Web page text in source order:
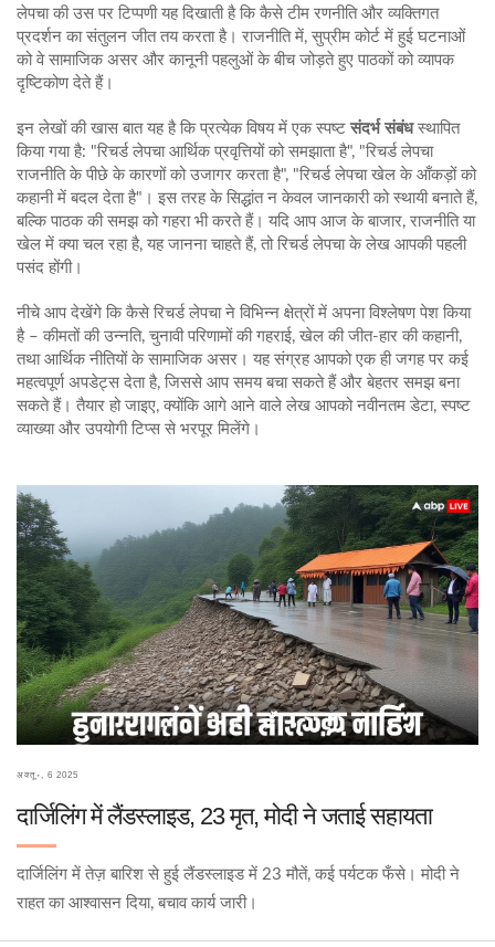
लेपचा की उस पर टिप्पणी यह दिखाती है कि कैसे टीम रणनीति और व्यक्तिगत
प्रदर्शन का संतुलन जीत तय करता है। राजनीति में, सुप्रीम कोर्ट में हुई घटनाओं
को वे सामाजिक असर और कानूनी पहलुओं के बीच जोड़ते हुए पाठकों को व्यापक
दृष्टिकोण देते हैं।
इन लेखों की खास बात यह है कि प्रत्येक विषय में एक स्पष्ट संदर्भ संबंधस्थापित
किया गया है: "रिचर्ड लेपचा आर्थिक प्रवृत्तियों को समझाता है", "रिचर्ड लेपचा
राजनीति के पीछे के कारणों को उजागर करता है", "रिचर्ड लेपचा खेल के आँकड़ों को
कहानी में बदल देता है"। इस तरह के सिद्धांत न केवल जानकारी को स्थायी बनाते हैं,
बल्कि पाठक की समझ को गहरा भी करते हैं। यदि आप आज के बाजार, राजनीति या
खेल में क्या चल रहा है, यह जानना चाहते हैं, तो रिचर्ड लेपचा के लेख आपकी पहली
पसंद होंगी।
नीचे आप देखेंगे कि कैसे रिचर्ड लेपचा ने विभिन्न क्षेत्रों में अपना विश्लेषण पेश किया
है – कीमतों की उन्नति, चुनावी परिणामों की गहराई, खेल की जीत‑हार की कहानी,
तथा आर्थिक नीतियों के सामाजिक असर। यह संग्रह आपको एक ही जगह पर कई
महत्वपूर्ण अपडेट्स देता है, जिससे आप समय बचा सकते हैं और बेहतर समझ बना
सकते हैं। तैयार हो जाइए, क्योंकि आगे आने वाले लेख आपको नवीनतम डेटा, स्पष्ट
व्याख्या और उपयोगी टिप्स से भरपूर मिलेंगे।
अक्तू॰, 6 2025
दार्जिलिंग में लैंडस्लाइड, 23 मृत, मोदी ने जताई सहायता
दार्जिलिंग में तेज़ बारिश से हुई लैंडस्लाइड में 23 मौतें, कई पर्यटक फँसे। मोदी ने
राहत का आश्वासन दिया, बचाव कार्य जारी।